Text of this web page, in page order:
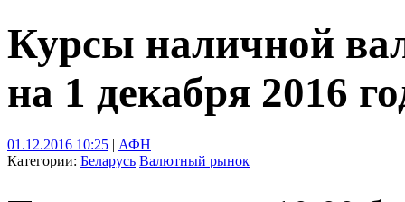
Курсы наличной
на 1 декабря 2016
01.12.2016 10:25 | АФН
Категории: Беларусь Валютный рынок